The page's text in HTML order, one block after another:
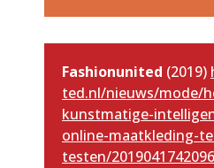
Fashionunited (2019)
ted.nl/nieuws/mode/
kunstmatige-
online-maatkleding-
testen/2019041742096